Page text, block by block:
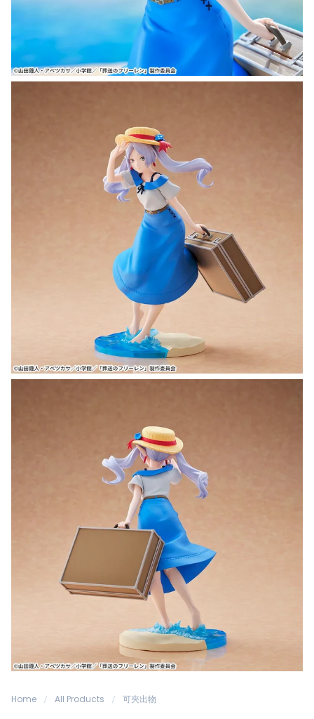
Home All Products 可夾出物